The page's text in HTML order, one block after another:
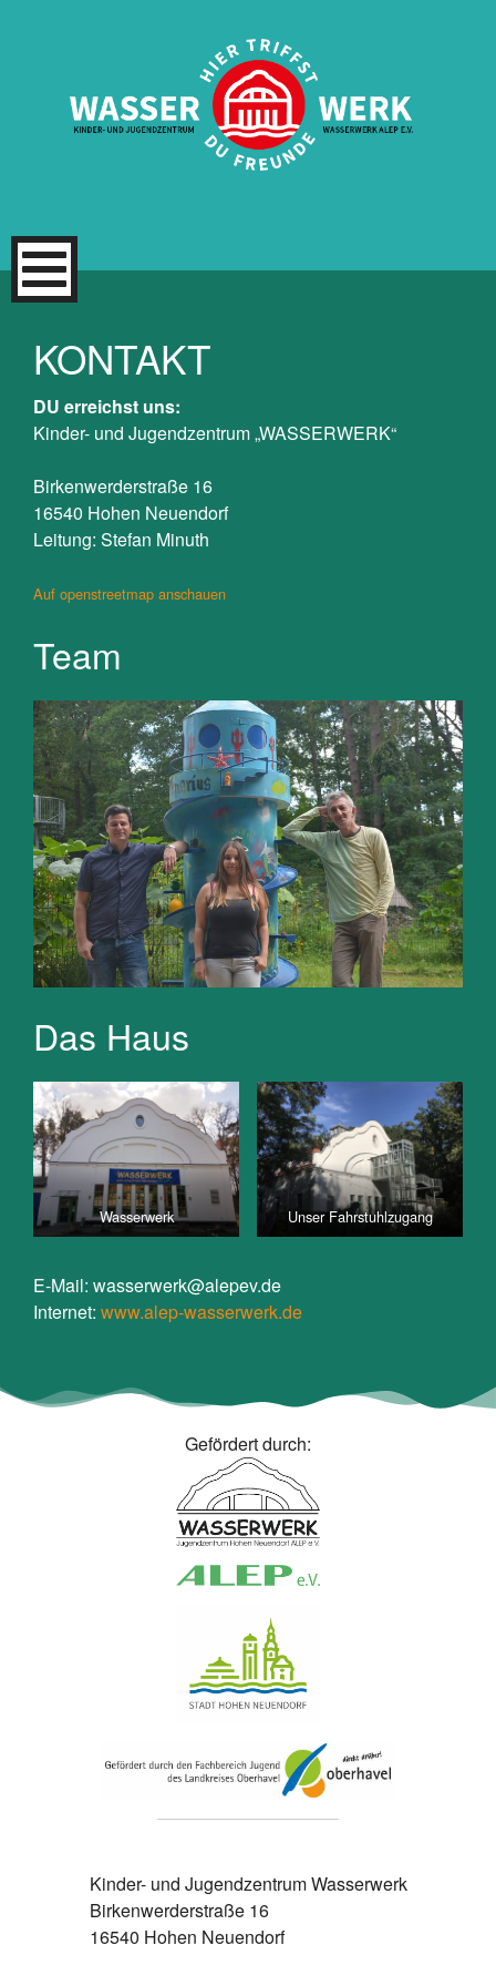
KONTAKT
DU erreichst uns:
Kinder- und Jugendzentrum „WASSERWERK“
Birkenwerderstraße 16
16540 Hohen Neuendorf
Leitung: Stefan Minuth
Auf openstreetmap anschauen
Team
Das Haus
Wasserwerk Unser Fahrstuhlzugang
E-Mail: wasserwerk@alepev.de
Internet: www.alep-wasserwerk.de
Gefördert durch:
Kinder- und Jugendzentrum Wasserwerk
Birkenwerderstraße 16
16540 Hohen Neuendorf